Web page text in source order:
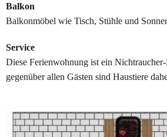
Balkon
Balkonmöbel wie Tisch, Stühle und
Service
Diese Ferienwohnung ist ein
gegenüber allen Gästen sind Haustiere